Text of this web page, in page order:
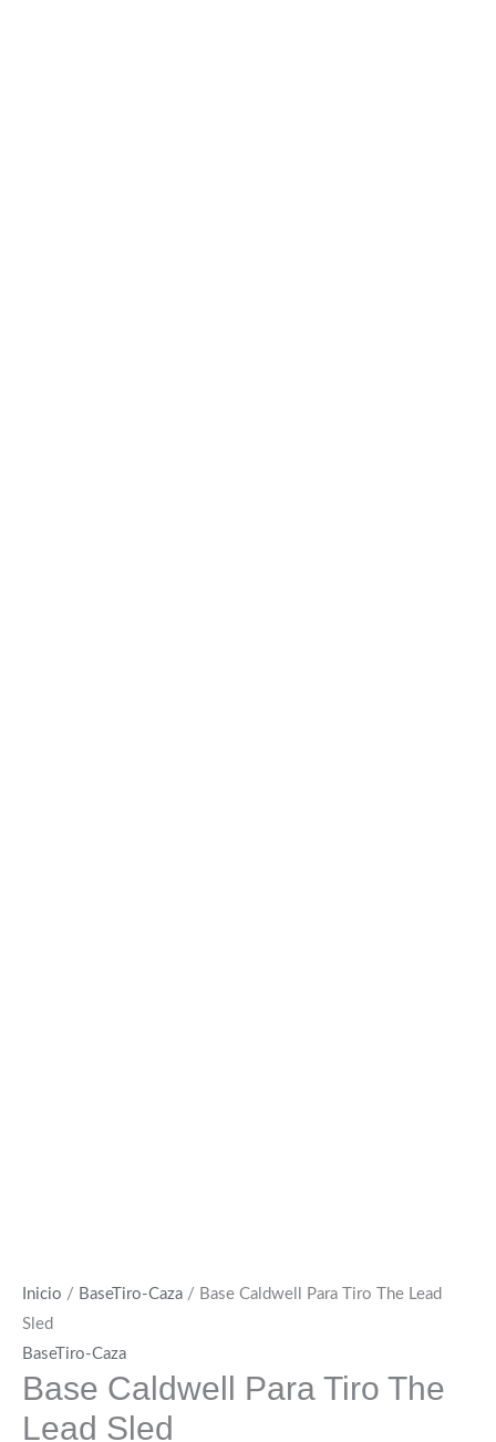
Inicio / BaseTiro-Caza / Base Caldwell Para Tiro The Lead
Sled
BaseTiro-Caza
Base Caldwell Para Tiro The
Lead Sled